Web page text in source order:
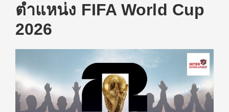
ตำแหน่ง FIFA World Cup
2026